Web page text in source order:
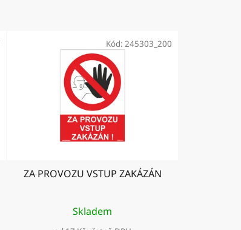
ZA PROVOZU VSTUP ZAKÁZÁN
Skladem
Kód: 245303_200